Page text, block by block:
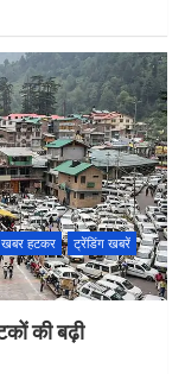
खबर हटकर
ट्रेंडिंग खबरें
की बढ़ी